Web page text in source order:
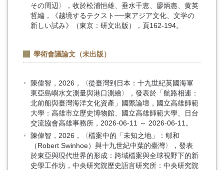
その周辺〉，收於松浦恒雄、垂水千恵、廖炳惠、黄英
哲編，《越境するテクスト──東アジア文化、文学の
新しい試み》（東京：研文出版），頁162-194。
學術會議論文（未出版）
陳偉智，2026，〈從臺灣到日本：十九世紀英國海軍
東亞島嶼水文測量與港口測繪〉，發表於「航路相連：
北前船與臺灣海洋文化資產」國際論壇，國立高雄師範
大學：高雄市立歷史博物館、國立高雄師範大學、日台
交流協會高雄事務所，2026-06-11 ～ 2026-06-11。
陳偉智，2026，〈檔案中的「未知之地」： 郇和
（Robert Swinhoe）與十九世紀中葉的臺灣〉，發表
於東亞與現代世界的形成：跨域檔案與全球視野下的新
史學工作坊，中央研究院歷史語言研究所：中央研究院